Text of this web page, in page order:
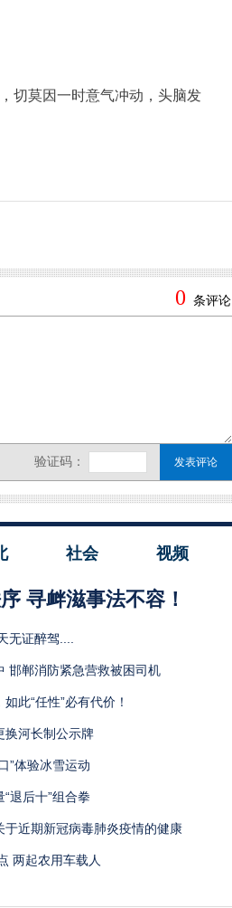
莫因一时意气冲动，头脑发
社会 视频
寻衅滋事法不容！
无证醉驾....
邯郸消防紧急营救被困司机
此“任性”必有代价！
换河长制公示牌
”体验冰雪运动
退后十”组合拳
于近期新冠病毒肺炎疫情的健康
两起农用车载人